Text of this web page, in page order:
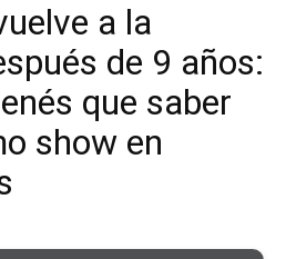
a la
de 9 años:
que saber
show en